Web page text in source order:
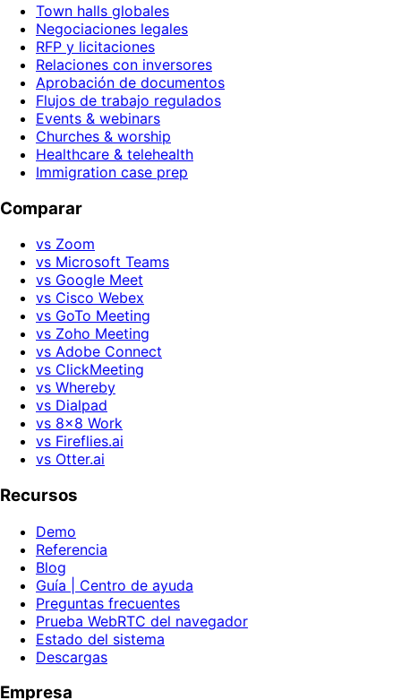
Town halls globales
Negociaciones legales
RFP y licitaciones
Relaciones con inversores
Aprobación de documentos
Flujos de trabajo regulados
Events & webinars
Churches & worship
Healthcare & telehealth
Immigration case prep
Comparar
vs Zoom
vs Microsoft Teams
vs Google Meet
vs Cisco Webex
vs GoTo Meeting
vs Zoho Meeting
vs Adobe Connect
vs ClickMeeting
vs Whereby
vs Dialpad
vs 8x8 Work
vs Fireflies.ai
vs Otter.ai
Recursos
Demo
Referencia
Blog
Guía | Centro de ayuda
Preguntas frecuentes
Prueba WebRTC del navegador
Estado del sistema
Descargas
Empresa